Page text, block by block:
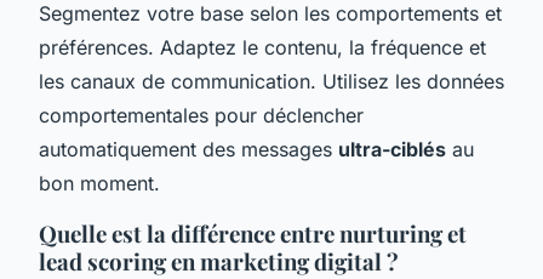
Segmentez votre base selon les comportements et
préférences. Adaptez le contenu, la fréquence et
les canaux de communication. Utilisez les données
comportementales pour déclencher
automatiquement des messages ultra-ciblés au
bon moment.
Quelle est la différence entre nurturing et
lead scoring en marketing digital ?